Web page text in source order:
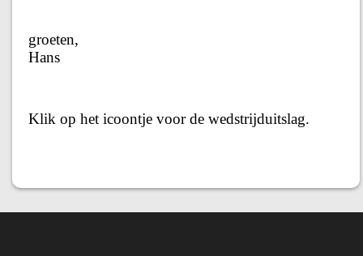
groeten,
Hans
Klik op het icoontje voor de wedstrijduitslag.